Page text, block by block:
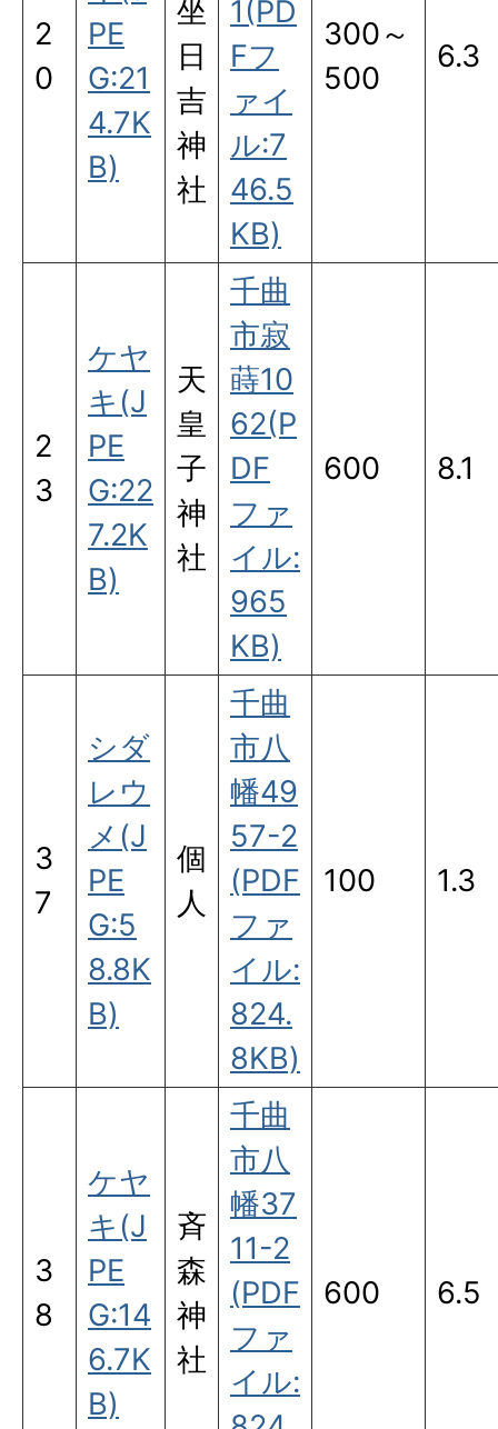
2
0
PE
G:21
4.7K
B)
坐
日
吉
神
社
1(PD
Fフ
ァイ
ル:7
46.5
KB)
300～
500
6.3
2
3
ケヤ
キ(J
PE
G:22
7.2K
B)
天
皇
子
神
社
千曲
市寂
蒔10
62(P
DF
ファ
イル:
965
KB)
600 8.1
3
7
シダ
レウ
メ(J
PE
G:5
8.8K
B)
個
人
千曲
市八
幡49
57-2
(PDF
ファ
イル:
824.
8KB)
100 1.3
3
8
ケヤ
キ(J
PE
G:14
6.7K
B)
斉
森
神
社
千曲
市八
幡37
11-2
(PDF
ファ
イル:
600 6.5